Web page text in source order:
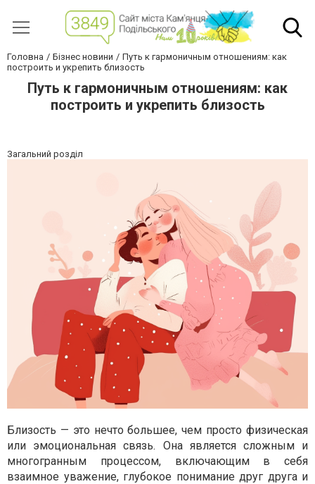
Головна Бізнес новини
Путь к гармоничным отношениям: как
построить и укрепить близость
Путь к гармоничным отношениям: как
построить и укрепить близость
Загальний розділ
Близость — это нечто большее, чем просто физическая
или эмоциональная связь. Она является сложным и
многогранным процессом, включающим в себя
взаимное уважение, глубокое понимание друг друга и